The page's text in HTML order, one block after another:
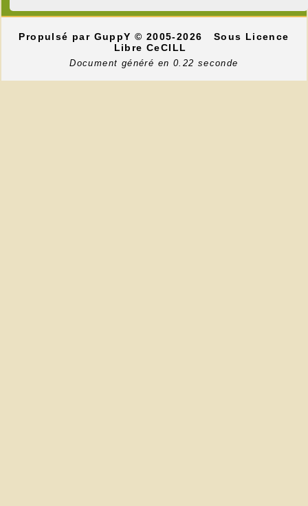
Propulsé par GuppY© 2005-2026
Sous Licence
Libre CeCILL
Document généré en 0.22 seconde